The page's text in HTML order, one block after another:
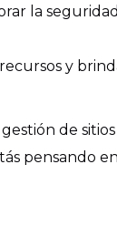
la
y
de
pensando